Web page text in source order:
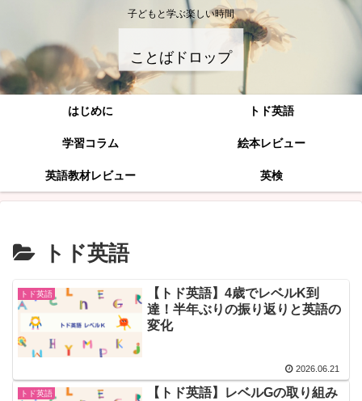
子どもと学ぶ楽しい時間
ことばドロップ
はじめに トド英語
学習コラム 絵本レビュー
英語教材レビュー 英検
トド英語
トド英語
【トド英語】4歳でレベルK到
達！半年ぶりの振り返りと英語の
変化
2026.06.21
トド英語 【トド英語】レベルGの取り組み